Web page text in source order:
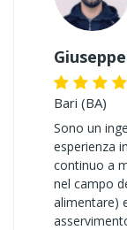
Bari (BA)
Sono un
esperienza
continuo a
nel campo
alimentare)